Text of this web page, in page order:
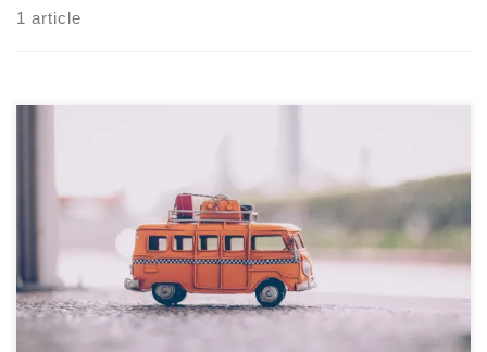
1 article
Quelles sont vos intentions spirituelles pour cet été ?
On se rend compte que dans beaucoup de domaines,
si nous ne sommes pas intentionnels, nous
n’aboutissons pas à grand-chose. L’été va vite passer
et vous en serez frustrés […]